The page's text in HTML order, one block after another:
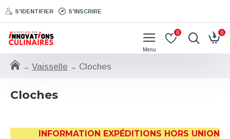
S'IDENTIFIER S'INSCRIRE
0 0
Vaisselle Cloches
Cloches
INFORMATION EXPÉDITIONS HORS UNION